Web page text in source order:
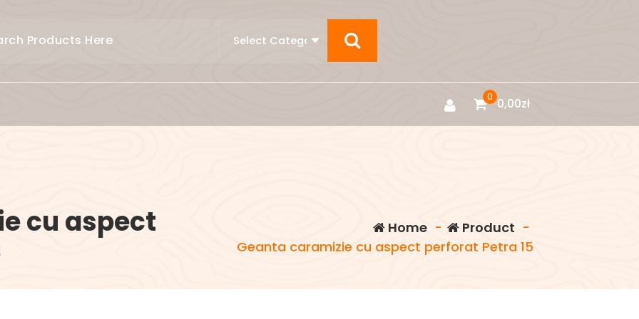
0 0,00zł
cu aspect
Home - Product -
Geanta caramizie cu aspect perforat Petra 15